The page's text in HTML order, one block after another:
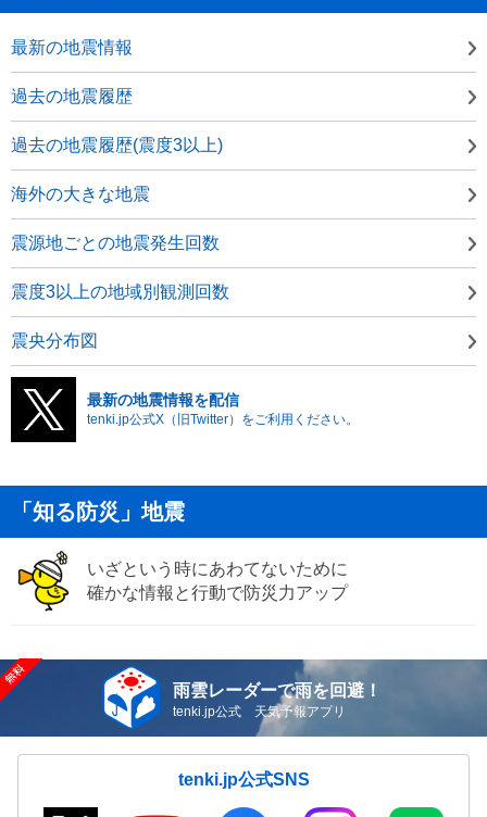
最新の地震情報
過去の地震履歴
過去の地震履歴(震度3以上)
海外の大きな地震
震源地ごとの地震発生回数
震度3以上の地域別観測回数
震央分布図
最新の地震情報を配信
tenki.jp公式X（旧Twitter）をご利用ください。
「知る防災」地震
いざという時にあわてないために
確かな情報と行動で防災力アップ
雨雲レーダーで雨を回避！
tenki.jp公式 天気予報アプリ
tenki.jp公式SNS